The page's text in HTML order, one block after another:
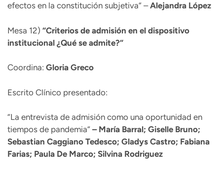
efectos en la constitución subjetiva“ –Alejandra López
Mesa 12) “Criterios de admisión en el dispositivo
institucional ¿Qué se admite?“
Coordina: Gloria Greco
Escrito Clínico presentado:
“La entrevista de admisión como una oportunidad en
tiempos de pandemia“ – María Barral; Giselle Bruno;
Sebastian Caggiano Tedesco; Gladys Castro; Fabiana
Farias; Paula De Marco; Silvina Rodriguez